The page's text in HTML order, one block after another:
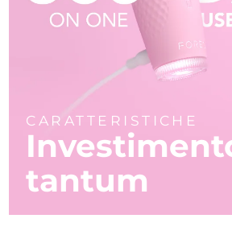
CARATTERISTICHE
tantum